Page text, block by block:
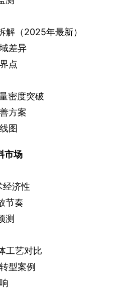
解（2025年最新）
差异
点
密度突破
方案
图
市场
经济性
节奏
测
工艺对比
型案例